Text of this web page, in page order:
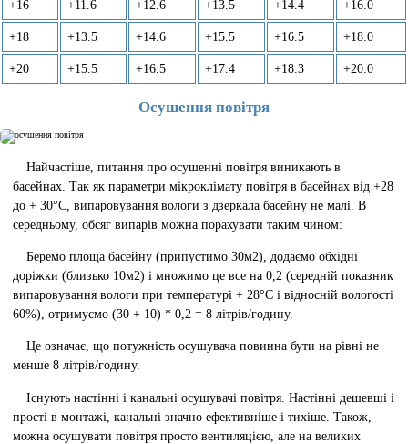
+16 +11.6 +12.6 +13.5 +14.4 +16.0
+18 +13.5 +14.6 +15.5 +16.5 +18.0
+20 +15.5 +16.5 +17.4 +18.3 +20.0
Осушення повітря
Найчастіше, питання про осушенні повітря виникають в
басейнах. Так як параметри мікроклімату повітря в басейнах від +28
до + 30°C, випаровування вологи з дзеркала басейну не малі. В
середньому, обсяг випарів можна порахувати таким чином:
Беремо площа басейну (припустимо 30м2), додаємо обхідні
доріжки (близько 10м2) і множимо це все на 0,2 (середній показник
випаровування вологи при температурі + 28°C і відносній вологості
60%), отримуємо (30 + 10) * 0,2 = 8 літрів/годину.
Це означає, що потужність осушувача повинна бути на рівні не
менше 8 літрів/годину.
Існують настінні і канальні осушувачі повітря. Настінні дешевші і
прості в монтажі, канальні значно ефективніше і тихіше. Також,
можна осушувати повітря просто вентиляцією, але на великих